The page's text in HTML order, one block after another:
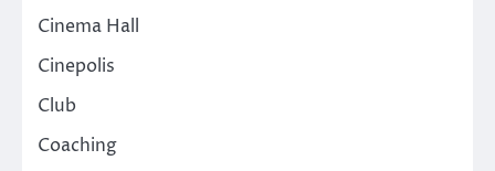
Cinema Hall
Cinepolis
Club
Coaching